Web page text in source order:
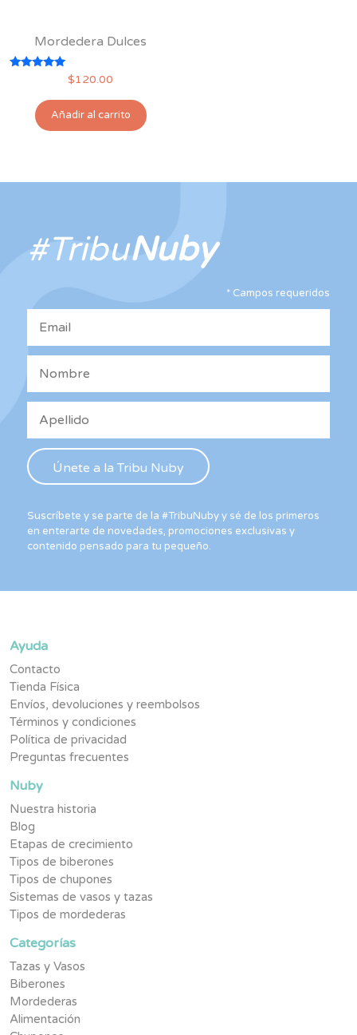
Mordedera Dulces
5.00
de 5
$120.00
Añadir al carrito
#TribuNuby
*Campos requeridos
Suscríbete y se parte de la #TribuNuby y sé de los primeros
en enterarte de novedades, promociones exclusivas y
contenido pensado para tu pequeño.
Ayuda
Contacto
Tienda Física
Envíos, devoluciones y reembolsos
Términos y condiciones
Política de privacidad
Preguntas frecuentes
Nuby
Nuestra historia
Blog
Etapas de crecimiento
Tipos de biberones
Tipos de chupones
Sistemas de vasos y tazas
Tipos de mordederas
Categorías
Tazas y Vasos
Biberones
Mordederas
Alimentación